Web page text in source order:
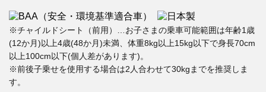
※チャイルドシート（前用）…お子さまの乗車可能範囲は年齢1歳
(12か月)以上4歳(48か月)未満、体重8kg以上15kg以下で身長70cm
以上100cm以下(個人差があります)。
※前後子乗せを使用する場合は2人合わせて30kgまでを推奨しま
す。